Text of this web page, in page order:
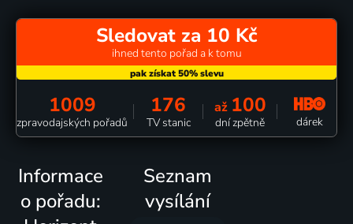
Sledovat za 10 Kč
ihned tento pořad a k tomu
1009
zpravodajských pořadů
176
TV stanic
až 100
dní zpětně dárek
Informace
o pořadu:
Seznam
vysílání